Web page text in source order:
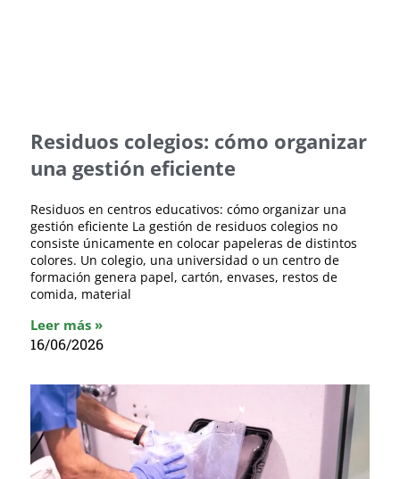
Residuos colegios: cómo organizar
una gestión eficiente
Residuos en centros educativos: cómo organizar una
gestión eficiente La gestión de residuos colegios no
consiste únicamente en colocar papeleras de distintos
colores. Un colegio, una universidad o un centro de
formación genera papel, cartón, envases, restos de
comida, material
Leer más »
16/06/2026